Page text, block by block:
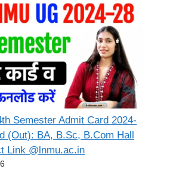
Semester Admit Card 2024-
(Out): BA, B.Sc, B.Com Hall
Link @lnmu.ac.in